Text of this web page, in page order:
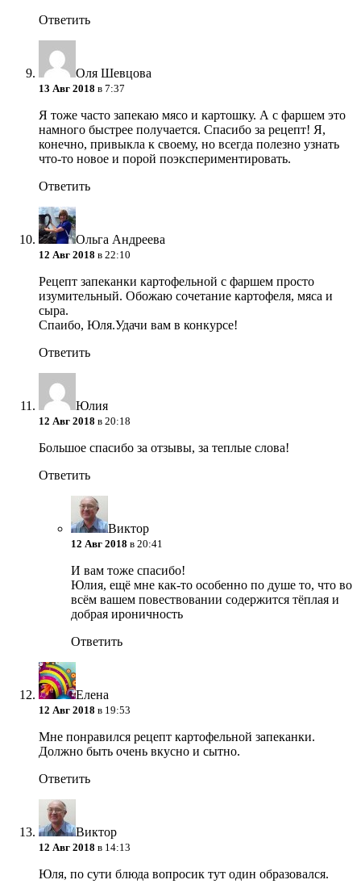
Ответить
Оля Шевцова
13 Авг 2018 в 7:37
Я тоже часто запекаю мясо и картошку. А с фаршем это
намного быстрее получается. Спасибо за рецепт! Я,
конечно, привыкла к своему, но всегда полезно узнать
что-то новое и порой поэкспериментировать.
Ответить
Ольга Андреева
12 Авг 2018 в 22:10
Рецепт запеканки картофельной с фаршем просто
изумительный. Обожаю сочетание картофеля, мяса и
сыра.
Спаибо, Юля.Удачи вам в конкурсе!
Ответить
Юлия
12 Авг 2018 в 20:18
Большое спасибо за отзывы, за теплые слова!
Ответить
Виктор
12 Авг 2018 в 20:41
И вам тоже спасибо!
Юлия, ещё мне как-то особенно по душе то, что во
всём вашем повествовании содержится тёплая и
добрая ироничность
Ответить
Елена
12 Авг 2018 в 19:53
Мне понравился рецепт картофельной запеканки.
Должно быть очень вкусно и сытно.
Ответить
Виктор
12 Авг 2018 в 14:13
Юля, по сути блюда вопросик тут один образовался.